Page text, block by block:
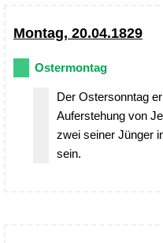
Montag, 20.04.1829
Ostermontag
Der Ostersonntag
Auferstehung von
zwei seiner Jünger
sein.